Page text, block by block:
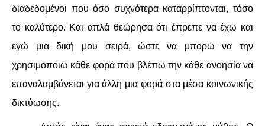
ΑΣΊΑ / ΩΚΕΑΝΊΑ
ΑΦΡΙΚΉ
ΕΡΓΑΤΙΚΌ ΚΊΝΗΜΑ
διαδεδομένοι που όσο συχνότερα καταρρίπτονται, τόσο
το καλύτερο. Και απλά θεώρησα ότι έπρεπε να έχω και
εγώ μια δική μου σειρά, ώστε να μπορώ να την
χρησιμοποιώ κάθε φορά που βλέπω την κάθε ανοησία να
επαναλαμβάνεται για άλλη μια φορά στα μέσα κοινωνικής
δικτύωσης.